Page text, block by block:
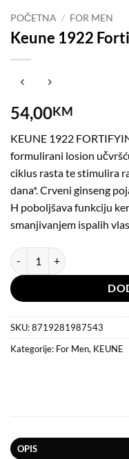
POČETNA / FOR MEN
Keune 1922
54,00KM
KEUNE 1922
formulirani losion
ciklus rasta te stimulira
dana*. Crveni ginseng
H poboljšava funkciju
smanjivanjem ispalih
Keune 1922 Fortifying
SKU:8719281987543
Kategorije: For Men, KEUNE
OPIS